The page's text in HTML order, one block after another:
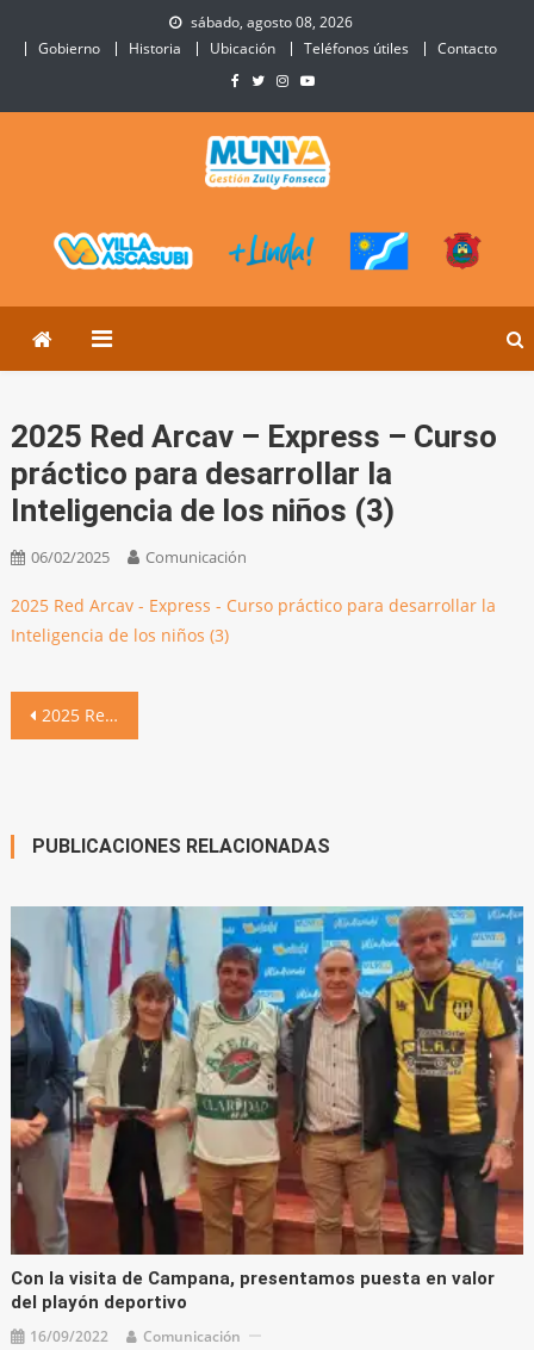
sábado, agosto 08, 2026
Gobierno
Historia Ubicación Teléfonos útiles Contacto
Ascasubi
2025 Red Arcav – Express – Curso
práctico para desarrollar la
Inteligencia de los niños (3)
06/02/2025 Comunicación
2025 Red Arcav - Express - Curso práctico para desarrollar la
Inteligencia de los niños (3)
Navegación
2025 Red Arcav – Express – Curso práctico para desarrollar la Inteligencia de los niños (3)
PUBLICACIONES RELACIONADAS
Con la visita de Campana, presentamos puesta en valor
del playón deportivo
16/09/2022 Comunicación